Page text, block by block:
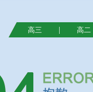
高三 | 高二